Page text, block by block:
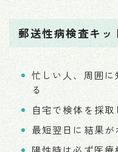
郵送性病検査キッ
忙しい人、周囲
る
自宅で検体を採
最短翌日に結果が